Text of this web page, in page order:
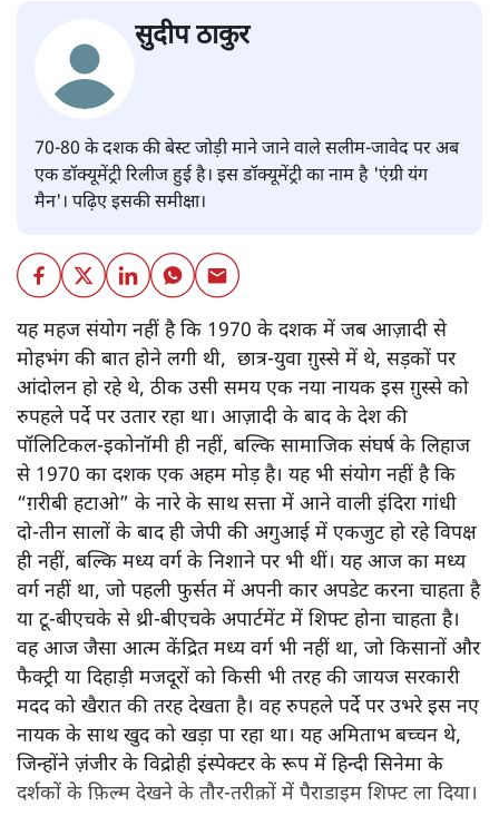
अमिताभ
अमिताभ श्रीवास्तव वरिष्ठ पत्रकार हैं।
अमिताभकी और स्टोरी पढ़ें
एंग्री यंग मैन को एक पॉलिटिकल
स्टेटमेंट की तरह भी देखिए
सिनेमा| सुदीप ठाकुर| 30 AUG, 2024